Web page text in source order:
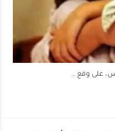
على وقع …